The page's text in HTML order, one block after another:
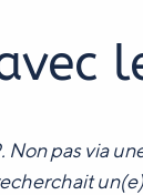
Non pas via